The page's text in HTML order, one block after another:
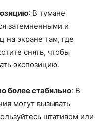
: В тумане
затемненными и
на экране там, где
снять, чтобы
экспозицию.
более стабильно: В
могут вызывать
штативом или